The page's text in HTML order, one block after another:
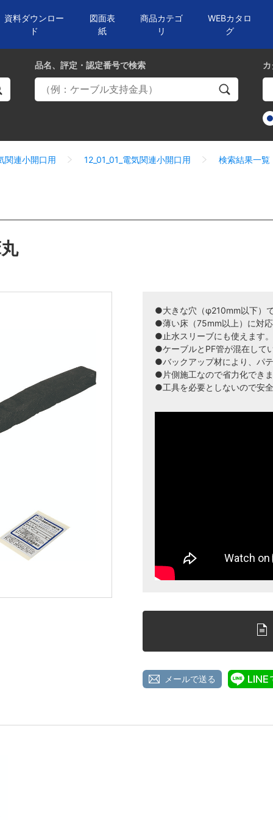
資料ダウンロー
ド
図面表
紙
商品カテゴ
リ
WEBカタロ
グ
品名、評定・認定番号で検索
関連小開口用 12_01_01_電気関連小開口用 検索結果一覧
●大きな穴（φ210mm以下）で
●薄い床（75mm以上）に対応
●止水スリーブにも使えます。
●ケーブルとPF管が混在して
●バックアップ材により、パ
●片側施工なので省力化できま
●工具を必要としないので安全
メールで送る